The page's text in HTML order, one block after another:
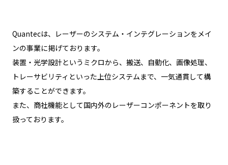
Quantecは、レーザーのシステム・インテグレーションをメイ
ンの事業に掲げております。
装置・光学設計というミクロから、搬送、自動化、画像処理、
トレーサビリティといった上位システムまで、一気通貫して構
築することができます。
また、商社機能として国内外のレーザーコンポーネントを取り
扱っております。